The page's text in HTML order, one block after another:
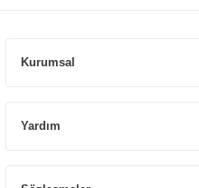
Kurumsal
Yardım